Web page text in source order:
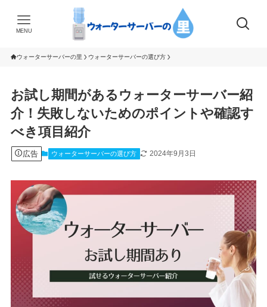
MENU
ウォーターサーバーの里 ウォーターサーバーの選び方
お試し期間があるウォーターサーバー紹
介！失敗しないためのポイントや確認す
べき項目紹介
広告 ウォーターサーバーの選び方 2024年9月3日